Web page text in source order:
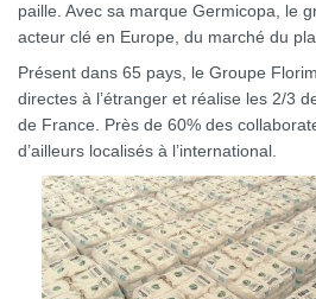
paille. Avec sa marque Germicopa, le
acteur clé en Europe, du marché du
Présent dans 65 pays, le Groupe
directes à l’étranger et réalise les 2/3
de France. Près de 60% des
d’ailleurs localisés à l’international.